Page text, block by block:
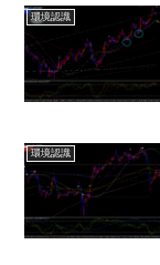
環境認識
環境認識